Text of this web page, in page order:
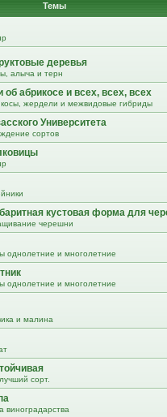
Темы
деревья
алыча и терн
об абрикосе и всех, всех, всех
жердели и межвидовые гибриды
Университета
сортов
кустовая форма для
черешни
однолетние и многолетние
однолетние и многолетние
и малина
сорт.
виноградарства